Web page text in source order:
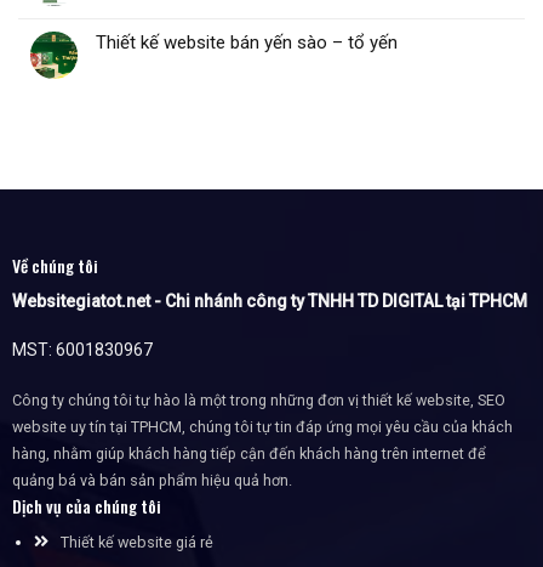
Thiết kế website bán yến sào – tổ yến
Về chúng tôi
Websitegiatot.net - Chi nhánh công ty TNHH TD DIGITAL tại TPHCM
MST: 6001830967
Công ty chúng tôi tự hào là một trong những đơn vị thiết kế website, SEO
website uy tín tại TPHCM, chúng tôi tự tin đáp ứng mọi yêu cầu của khách
hàng, nhằm giúp khách hàng tiếp cận đến khách hàng trên internet để
quảng bá và bán sản phẩm hiệu quả hơn.
Dịch vụ của chúng tôi
Thiết kế website giá rẻ